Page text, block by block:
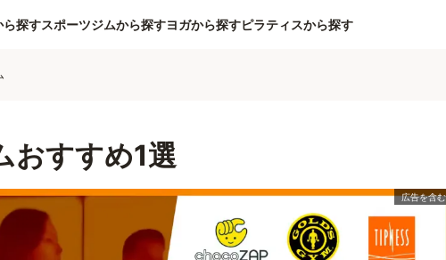
ら探すスポーツジムから探すヨガから探すピラティスから探す
おすすめ1選